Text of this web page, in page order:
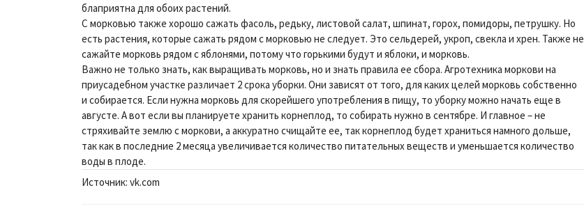
блаприятна для обоих растений.
С морковью также хорошо сажать фасоль, редьку, листовой салат, шпинат, горох, помидоры, петрушку. Но
есть растения, которые сажать рядом с морковью не следует. Это сельдерей, укроп, свекла и хрен. Также не
сажайте морковь рядом с яблонями, потому что горькими будут и яблоки, и морковь.
Важно не только знать, как выращивать морковь, но и знать правила ее сбора. Агротехника моркови на
приусадебном участке различает 2 срока уборки. Они зависят от того, для каких целей морковь собственно
и собирается. Если нужна морковь для скорейшего употребления в пищу, то уборку можно начать еще в
августе. А вот если вы планируете хранить корнеплод, то собирать нужно в сентябре. И главное – не
стряхивайте землю с моркови, а аккуратно счищайте ее, так корнеплод будет храниться намного дольше,
так как в последние 2 месяца увеличивается количество питательных веществ и уменьшается количество
воды в плоде.
Источник: vk.com